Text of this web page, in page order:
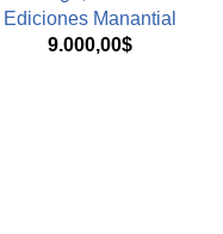
Ediciones Manantial
9.000,00$